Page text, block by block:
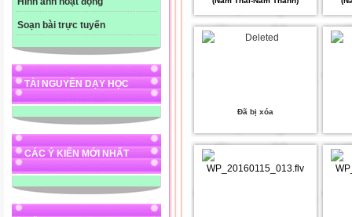
Soạn bài trực tuyến
TÀI NGUYÊN DẠY HỌC
CÁC Ý KIẾN MỚI NHẤT
Đã bị xóa